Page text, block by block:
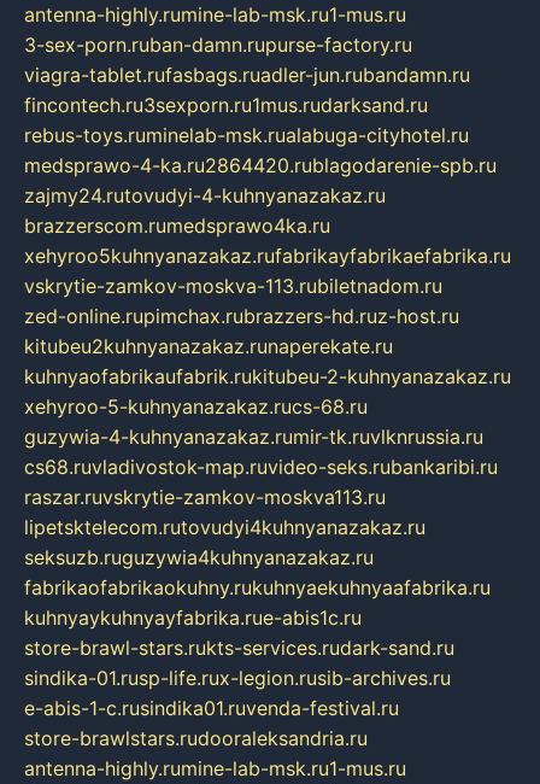
antenna-highly.rumine-lab-msk.ru1-mus.ru
3-sex-porn.ruban-damn.rupurse-factory.ru
viagra-tablet.rufasbags.ruadler-jun.rubandamn.ru
fincontech.ru3sexporn.ru1mus.rudarksand.ru
rebus-toys.ruminelab-msk.rualabuga-cityhotel.ru
medsprawo-4-ka.ru2864420.rublagodarenie-spb.ru
zajmy24.rutovudyi-4-kuhnyanazakaz.ru
brazzerscom.rumedsprawo4ka.ru
xehyroo5kuhnyanazakaz.rufabrikayfabrikaefabrika.ru
vskrytie-zamkov-moskva-113.rubiletnadom.ru
zed-online.rupimchax.rubrazzers-hd.ruz-host.ru
kitubeu2kuhnyanazakaz.runaperekate.ru
kuhnyaofabrikaufabrik.rukitubeu-2-kuhnyanazakaz.ru
xehyroo-5-kuhnyanazakaz.rucs-68.ru
guzywia-4-kuhnyanazakaz.rumir-tk.ruvlknrussia.ru
cs68.ruvladivostok-map.ruvideo-seks.rubankaribi.ru
raszar.ruvskrytie-zamkov-moskva113.ru
lipetsktelecom.rutovudyi4kuhnyanazakaz.ru
seksuzb.ruguzywia4kuhnyanazakaz.ru
fabrikaofabrikaokuhny.rukuhnyaekuhnyaafabrika.ru
kuhnyaykuhnyayfabrika.rue-abis1c.ru
store-brawl-stars.rukts-services.rudark-sand.ru
sindika-01.rusp-life.rux-legion.rusib-archives.ru
e-abis-1-c.rusindika01.ruvenda-festival.ru
store-brawlstars.rudooraleksandria.ru
antenna-highly.rumine-lab-msk.ru1-mus.ru